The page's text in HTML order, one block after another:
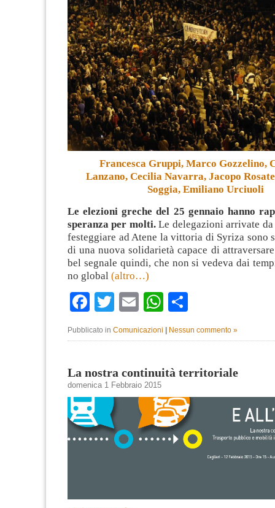
Francesca Gruppi, Marco Gozzelino,
Lanzano, Cecilia Navarra, Jacopo
Soggia, Emiliano Urciuoli
Le elezioni greche del 25 gennaio hanno
speranza per molti.Le delegazioni arrivate da
festeggiare ad Atene la vittoria di Syriza sono
di una nuova solidarietà capace di
bel segnale quindi, che non si vedeva dai
no global (altro…)
Facebook
TwitterEmailWhatsApp
Pubblicato in Comunicazioni Nessun commento »
La nostra continuità territoriale
domenica 1 Febbraio 2015